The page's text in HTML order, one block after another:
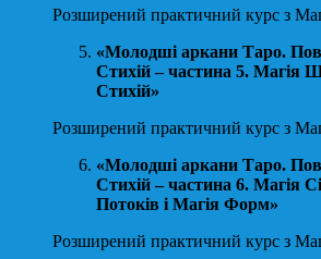
Розширений практичний курс з
«Молодші аркани Таро.
Стихій – частина 5. Магія
Стихій»
Розширений практичний курс з
«Молодші аркани Таро.
Стихій – частина 6. Магія
Потоків і Магія Форм»
Розширений практичний курс з